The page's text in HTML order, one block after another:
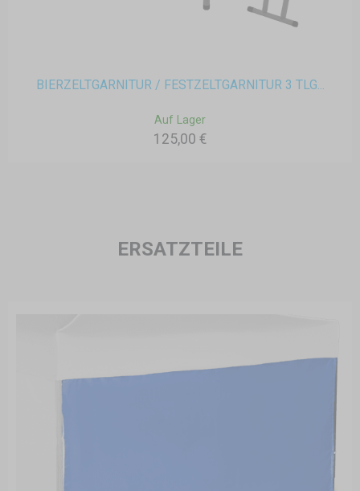
BIERZELTGARNITUR / FESTZELTGARNITUR 3 TLG...
Auf Lager
125,00 €
ERSATZTEILE